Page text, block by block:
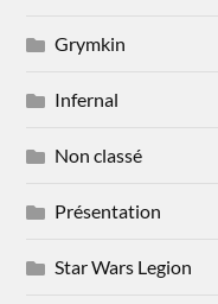
Grymkin
Infernal
Non classé
Présentation
Star Wars Legion